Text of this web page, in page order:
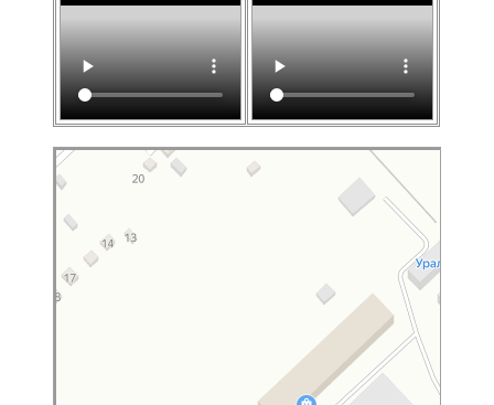
Нижний Тагил
Яндекс Карты — транспорт, навигация, поиск мест